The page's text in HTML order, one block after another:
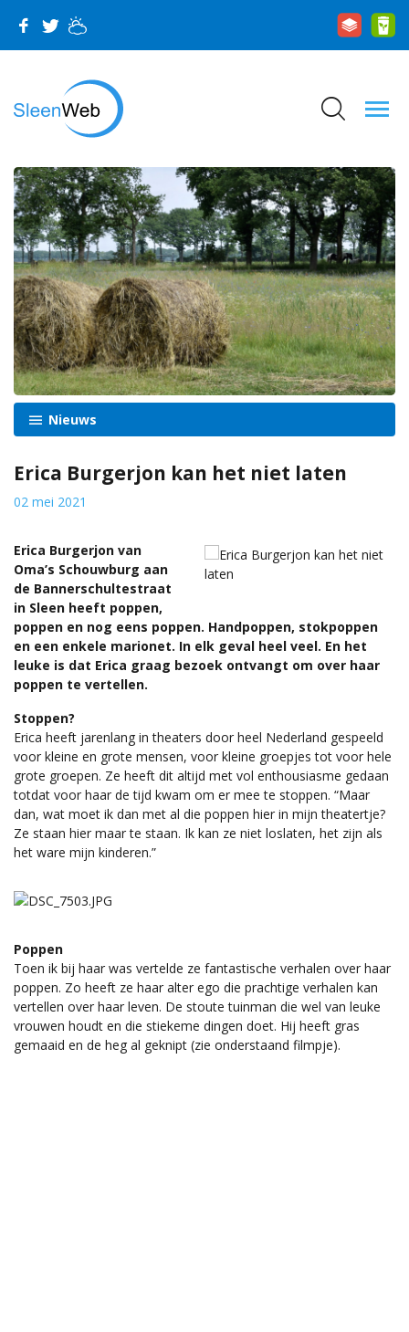
Nieuws
Erica Burgerjon kan het niet laten
02 mei 2021
Erica Burgerjon van
Oma’s Schouwburg aan
de Bannerschultestraat
in Sleen heeft poppen,
poppen en nog eens poppen. Handpoppen, stokpoppen
en een enkele marionet. In elk geval heel veel. En het
leuke is dat Erica graag bezoek ontvangt om over haar
poppen te vertellen.
Stoppen?
Erica heeft jarenlang in theaters door heel Nederland gespeeld
voor kleine en grote mensen, voor kleine groepjes tot voor hele
grote groepen. Ze heeft dit altijd met vol enthousiasme gedaan
totdat voor haar de tijd kwam om er mee te stoppen. “Maar
dan, wat moet ik dan met al die poppen hier in mijn theatertje?
Ze staan hier maar te staan. Ik kan ze niet loslaten, het zijn als
het ware mijn kinderen.”
Poppen
Toen ik bij haar was vertelde ze fantastische verhalen over haar
poppen. Zo heeft ze haar alter ego die prachtige verhalen kan
vertellen over haar leven. De stoute tuinman die wel van leuke
vrouwen houdt en die stiekeme dingen doet. Hij heeft gras
gemaaid en de heg al geknipt (zie onderstaand filmpje).